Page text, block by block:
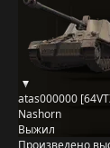
atas000000
Nashorn
Выжил
Произведено